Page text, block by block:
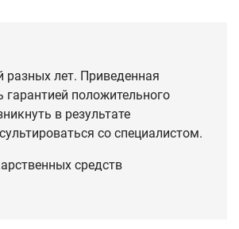
разных лет. Приведенная
положительного
в результате
со специалистом.
средств